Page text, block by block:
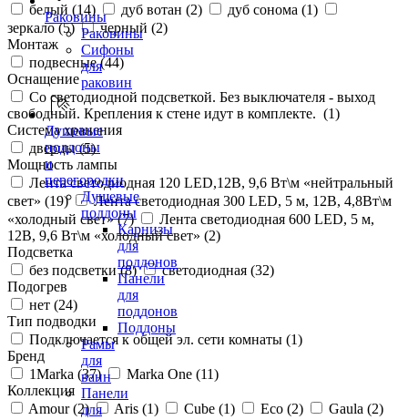
Раковины
Раковины
Сифоны
для
раковин
Душевые
поддоны
и
перегородки
Душевые
поддоны
Карнизы
для
поддонов
Панели
для
поддонов
Поддоны
Рамы
для
ванн
Панели
для
белый (14) дуб вотан (2) дуб сонома (1)
зеркало (5) черный (2)
Монтаж
подвесные (44)
Оснащение
Со светодиодной подсветкой. Без выключателя - выход
свободный. Крепления к стене идут в комплекте. (1)
Система хранения
дверцы (5)
Мощность лампы
Лента светодиодная 120 LED,12В, 9,6 Вт\м «нейтральный
свет» (19)
Лента светодиодная 300 LED, 5 м, 12В, 4,8Вт\м
«холодный свет» (7)
Лента светодиодная 600 LED, 5 м,
12В, 9,6 Вт\м «холодный свет» (2)
Подсветка
без подсветки (8) светодиодная (32)
Подогрев
нет (24)
Тип подводки
Подключается к общей эл. сети комнаты (1)
Бренд
1Marka (37) Marka One (11)
Коллекция
Amour (2) Aris (1) Cube (1) Eco (2) Gaula (2)